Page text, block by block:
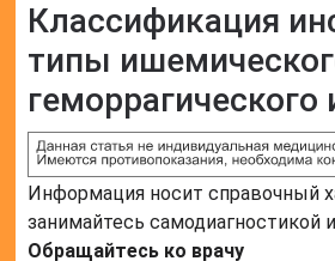
Классификация
типы
геморрагического
Информация носит справочный
занимайтесь самодиагностикой
Обращайтесь ко врачу